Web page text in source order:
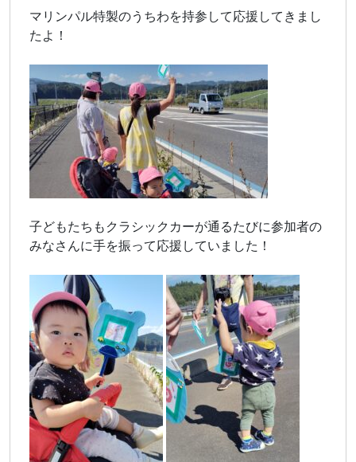
マリンパル特製のうちわを持参して応援してきまし
たよ！
子どもたちもクラシックカーが通るたびに参加者の
みなさんに手を振って応援していました！